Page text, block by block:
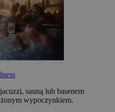
sauną lub basenem
wypoczynkiem.